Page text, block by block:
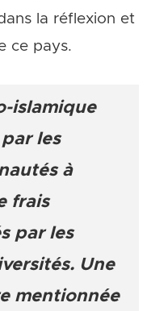
la réflexion et
ce pays.
islamique
les
à
frais
par les
Une
mentionnée